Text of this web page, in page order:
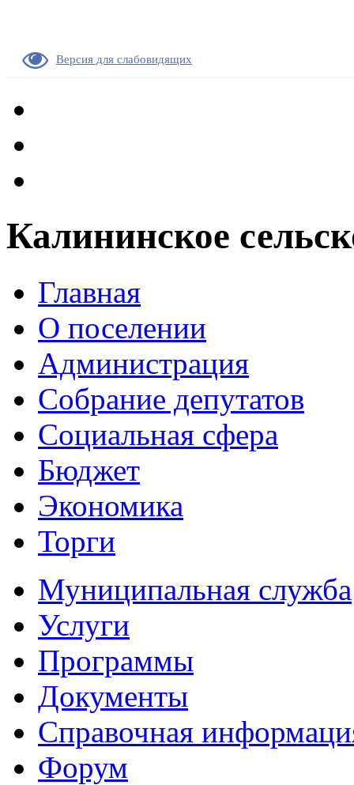
Версия для слабовидящих
Калининское
Главная
О поселении
Администрация
Собрание депутатов
Социальная сфера
Бюджет
Экономика
Торги
Муниципальная служба
Услуги
Программы
Документы
Справочная
Форум